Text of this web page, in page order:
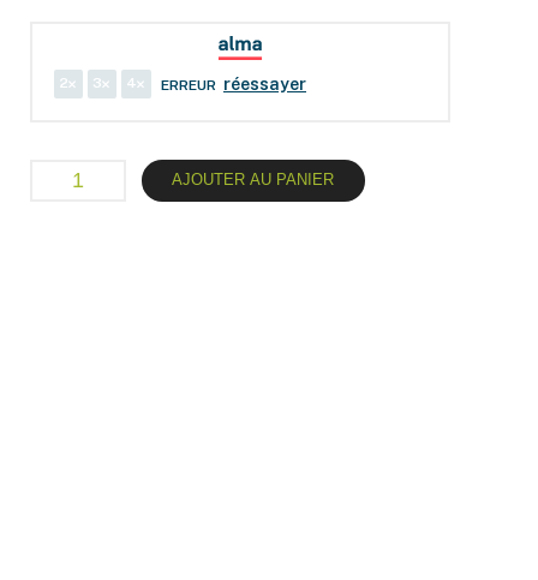
2 3 4 ERREUR réessayer
AJOUTER AU PANIER